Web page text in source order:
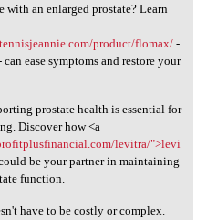
with an
with an enlarged prostate? Learn
product/flomax/-
ease symptoms and restore your
prostate health is essential for
Discover how <a
levitra/">levi
be your partner in maintaining
function.
have to be costly or complex.